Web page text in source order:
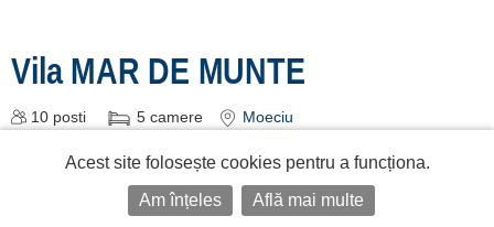
Vila MAR DE MUNTE
10 posti 5 camere Moeciu
Acest site folosește cookies pentru a funcționa.
Am înțeles
Află mai multe